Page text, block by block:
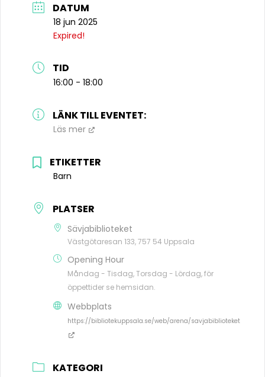
DATUM
18 jun 2025
Expired!
TID
16:00 - 18:00
LÄNK TILL EVENTET:
Läs mer
ETIKETTER
Barn
PLATSER
Sävjabiblioteket
Västgötaresan 133, 757 54 Uppsala
Opening Hour
Måndag - Tisdag, Torsdag - Lördag, för
öppettider se hemsidan.
Webbplats
https://bibliotekuppsala.se/web/arena/savjabiblioteket
KATEGORI